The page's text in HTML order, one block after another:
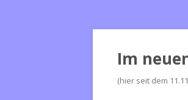
Im
(hier seit dem